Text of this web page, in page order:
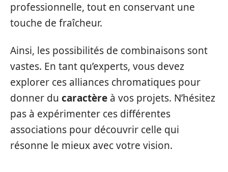
professionnelle, tout en conservant une
touche de fraîcheur.
Ainsi, les possibilités de combinaisons sont
vastes. En tant qu’experts, vous devez
explorer ces alliances chromatiques pour
donner du caractère à vos projets. N’hésitez
pas à expérimenter ces différentes
associations pour découvrir celle qui
résonne le mieux avec votre vision.